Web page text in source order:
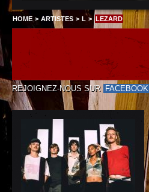
HOME > ARTISTES > L > LEZARD
REJOIGNEZ-NOUS SUR FACEBOOK